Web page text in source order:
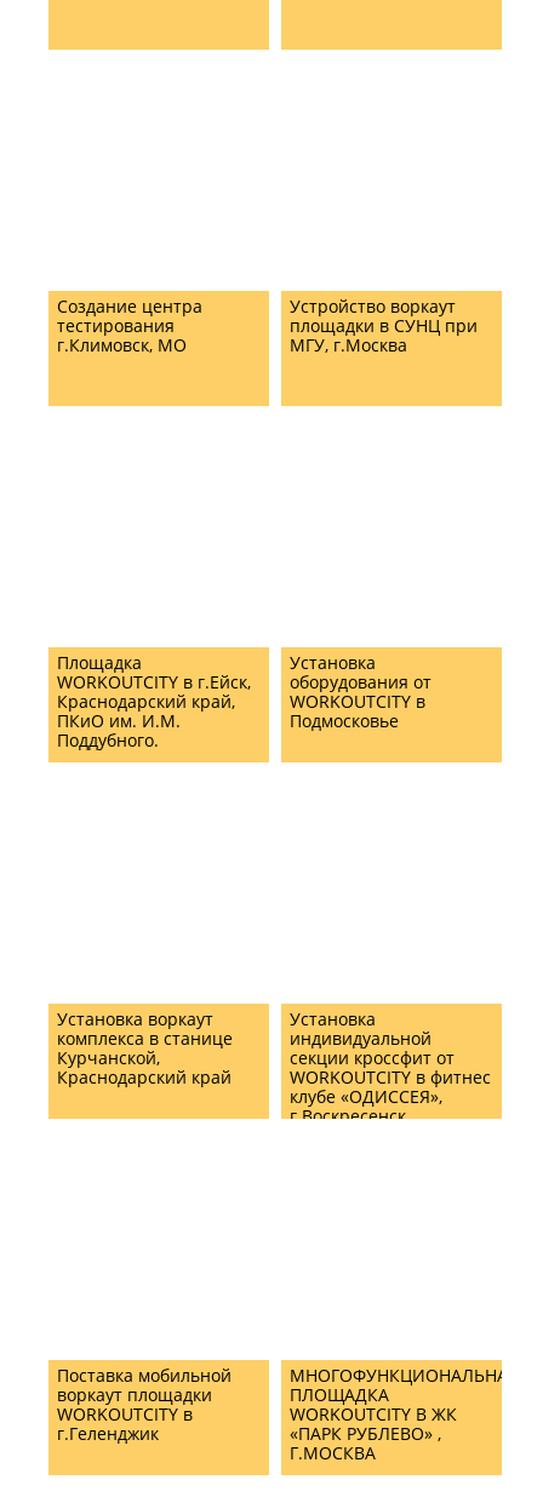
Создание центра
тестирования
г.Климовск, МО
Устройство воркаут
площадки в СУНЦ при
МГУ, г.Москва
Площадка
WORKOUTCITY в г.Ейск,
Краснодарский край,
ПКиО им. И.М.
Поддубного.
Установка
оборудования от
WORKOUTCITY в
Подмосковье
Установка воркаут
комплекса в станице
Курчанской,
Краснодарский край
Установка
индивидуальной
секции кроссфит от
WORKOUTCITY в фитнес
клубе «ОДИССЕЯ»,
г.Воскресенск
Поставка мобильной
воркаут площадки
WORKOUTCITY в
г.Геленджик
МНОГОФУНКЦИОНАЛЬНАЯ
ПЛОЩАДКА
WORKOUTCITY В ЖК
«ПАРК РУБЛЕВО» ,
Г.МОСКВА